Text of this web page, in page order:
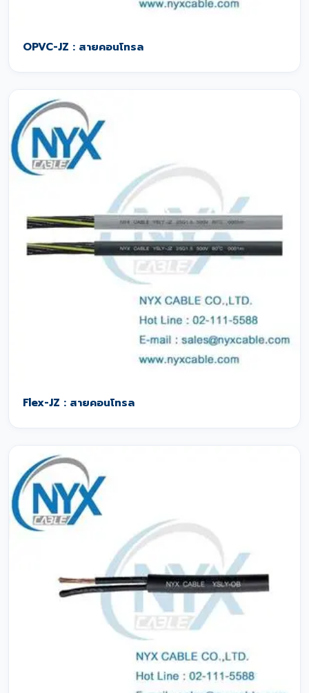
OPVC-JZ : สายคอนโทรล
Flex-JZ : สายคอนโทรล